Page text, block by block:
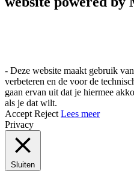
- Deze website maakt gebruik
verbeteren en de voor de
gaan ervan uit dat je hiermee
als je dat wilt.
Accept Reject Lees meer
Privacy
Sluiten